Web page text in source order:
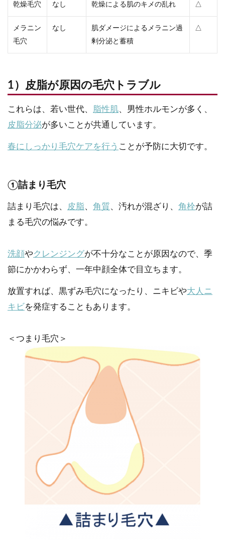
乾燥毛穴 なし 乾燥による肌のキメの乱れ △
メラニン
毛穴
なし
肌ダメージによるメラニン過
剰分泌と蓄積
△
1）皮脂が原因の毛穴トラブル
これらは、若い世代、 脂性肌、男性ホルモンが多く、
皮脂分泌が多いことが共通しています。
春にしっかり毛穴ケアを行う ことが予防に大切です。
①詰まり毛穴
詰まり毛穴は、 皮脂、 角質、汚れが混ざり、 角栓が詰
まる毛穴の悩みです。
洗顔やクレンジングが不十分なことが原因なので、季
節にかかわらず、一年中顔全体で目立ちます。
放置すれば、黒ずみ毛穴になったり、ニキビや大人ニ
キビを発症することもあります。
＜つまり毛穴＞